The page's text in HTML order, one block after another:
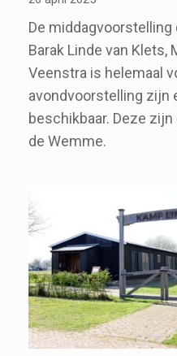
De middagvoorstelling
Barak Linde van Klets,
Veenstra is helemaal
avondvoorstelling zijn
beschikbaar. Deze
de Wemme.